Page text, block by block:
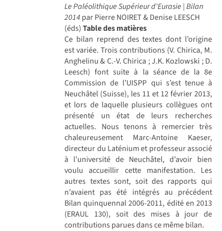
Le Paléolithique Supérieur d'Eurasie | Bilan
2014par Pierre NOIRET & Denise LEESCH
(éds)Table des matières
Ce bilan reprend des textes dont l’origine
est variée. Trois contributions (V. Chirica, M.
Anghelinu & C.-V. Chirica ; J.K. Kozlowski ; D.
Leesch) font suite à la séance de la 8e
Commission de l’UISPP qui s’est tenue à
Neuchâtel (Suisse), les 11 et 12 février 2013,
et lors de laquelle plusieurs collègues ont
présenté un état de leurs recherches
actuelles. Nous tenons à remercier très
chaleureusement Marc-Antoine Kaeser,
directeur du Laténium et professeur associé
à l’université de Neuchâtel, d’avoir bien
voulu accueillir cette manifestation. Les
autres textes sont, soit des rapports qui
n’avaient pas été intégrés au précédent
Bilan quinquennal 2006-2011, édité en 2013
(ERAUL 130), soit des mises à jour de
contributions parues dans ce même bilan.